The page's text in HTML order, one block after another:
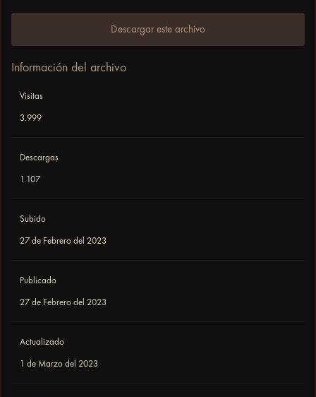
Descargar este archivo
Información del archivo
Visitas
3.999
Descargas
1.107
Subido
27 de Febrero del 2023
Publicado
27 de Febrero del 2023
Actualizado
1 de Marzo del 2023